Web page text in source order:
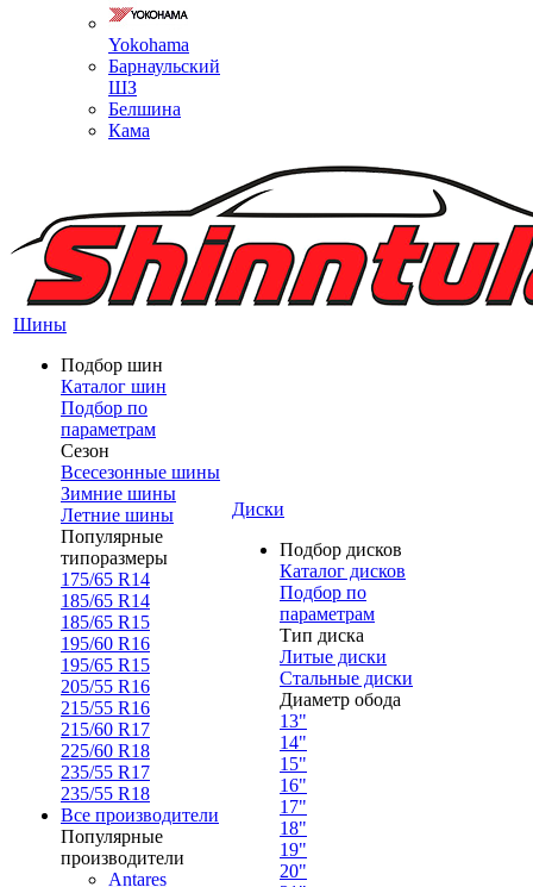
Yokohama
Барнаульский
ШЗ
Белшина
Кама
Шины
Подбор шин
Каталог шин
Подбор по
параметрам
Сезон
Всесезонные шины
Зимние шины
Летние шины
Популярные
типоразмеры
175/65 R14
185/65 R14
185/65 R15
195/60 R16
195/65 R15
205/55 R16
215/55 R16
215/60 R17
225/60 R18
235/55 R17
235/55 R18
Все производители
Популярные
производители
Antares
Диски
Подбор дисков
Каталог дисков
Подбор по
параметрам
Тип диска
Литые диски
Стальные диски
Диаметр обода
13"
14"
15"
16"
17"
18"
19"
20"